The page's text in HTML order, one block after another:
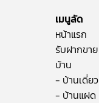
เมนูลัด
หน้าแรก
รับฝากขาย
บ้าน
- บ้านเดี่ยว
- บ้านแฝด